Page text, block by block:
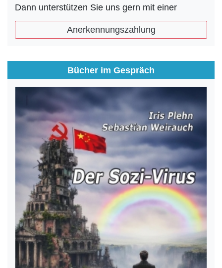
Dann unterstützen Sie uns gern mit einer
Anerkennungszahlung
Bücher im Gespräch